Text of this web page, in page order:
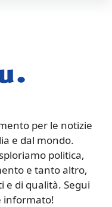
per le notizie
e dal mondo.
politica,
e tanto altro,
di qualità. Segui
informato!